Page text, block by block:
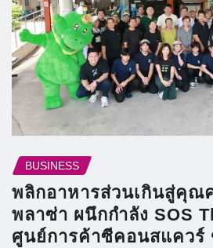
BUSINESS
พลิกอาหารส่วนเกินสู่คุณ
พลาซ่า ผนึกกำลัง SOS
ศูนย์การค้าซีคอนสแควร์